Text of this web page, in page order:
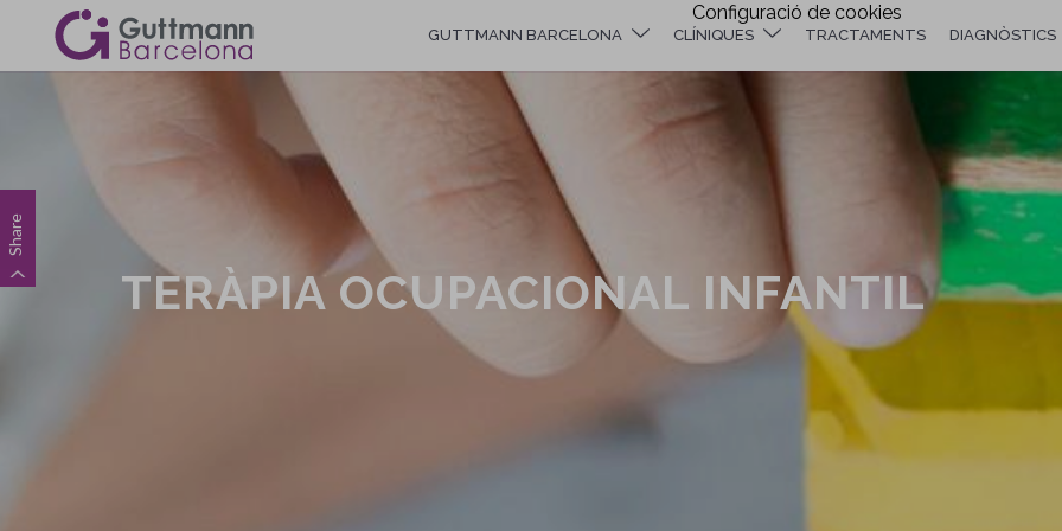
contingut
Navegació
principal
GUTTMANN BARCELONA CLÍNIQUES TRACTAMENTS DIAGNÒSTICS
TERÀPIA OCUPACIONAL INFANTIL
Share
Configuració de cookies